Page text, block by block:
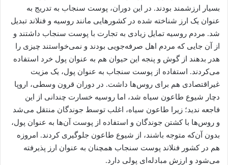
بسیار ارزشمند بودند. در این دوران، پوست سنجاب به تدریج به
عنوان یک ارز شناخته شده در کشورهایی مانند روسیه و فنلاند تبدیل
شد. مردم روسیه تمایل زیادی به تجارت با پوست سنجاب داشتند و
از آن جایی که مردم اهل صرفه‌جویی بودند و نمی‌خواستند چیزی را
هدر بدهند از گوش و پنجه این حیوان هم به عنوان پول خرد استفاده
می‌کردند. استفاده از پوست سنجاب به عنوان پول، یک مزیت
غیراقتصادی هم برای روس‌ها داشت. در دوران قرون وسطی، اروپا
دچار شیوع طاعون سیاه شد، اما روسیه خسارت چندانی از این
فاجعه ندید؛ زیرا طاعون سیاه، اغلب توسط جوندگان منتقل می‌شد
و روس‌ها با کشتن جوندگان و استفاده از پوست آن‌ها به عنوان پول،
بدون آن‌که متوجه باشند، از شیوع طاعون جلوگیری کردند. امروزه
هم در کشور فنلاند پوست سنجاب همچنان به عنوان ارز پذیرفته
می‌شود و ارزش مبادله‌ای پولی دارد.